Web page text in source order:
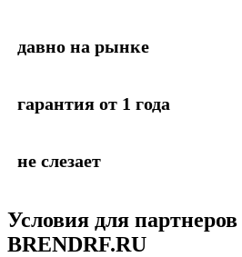
давно на рынке
гарантия от 1 года
не слезает
Условия для партнеров
BRENDRF.RU